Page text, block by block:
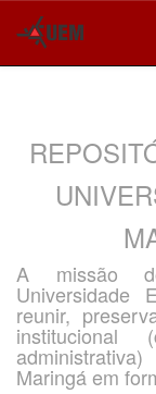
A missão
Universidade
reunir,
institucional
Maringá em